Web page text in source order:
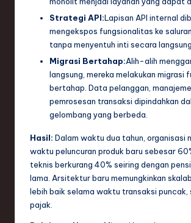
Strategi API:Lapisan API internal
mengekspos fungsionalitas ke
tanpa menyentuh inti secara
Migrasi Bertahap:Alih-alih
langsung, mereka melakukan migrasi
bertahap. Data pelanggan,
pemrosesan transaksi dipindahkan
gelombang yang berbeda.
Hasil: Dalam waktu dua tahun, organisasi
waktu peluncuran produk baru sebesar
teknis berkurang 40% seiring dengan
lama. Arsitektur baru memungkinkan
lebih baik selama waktu transaksi puncak,
pajak.